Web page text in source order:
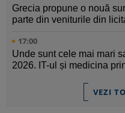
Grecia propune o nouă
parte din veniturile din
17:00
Unde sunt cele mai mari
2026. IT-ul și medicina
VEZI